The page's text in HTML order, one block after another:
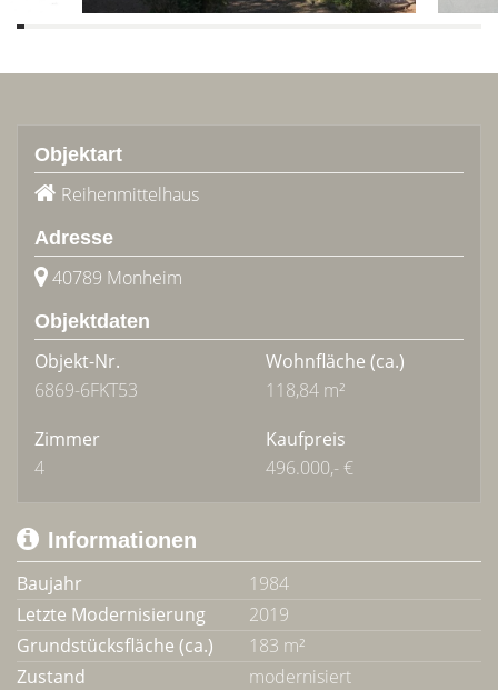
Objektart
Reihenmittelhaus
Adresse
40789 Monheim
Objektdaten
Objekt-Nr.
6869-6FKT53
Wohnfläche (ca.)
118,84 m²
Zimmer
4
Kaufpreis
496.000,- €
Informationen
Baujahr
1984
Letzte Modernisierung
2019
Grundstücksfläche (ca.)
183 m²
Zustand
modernisiert